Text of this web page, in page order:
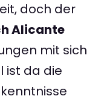
doch der
Alicante
mit sich
ist da die